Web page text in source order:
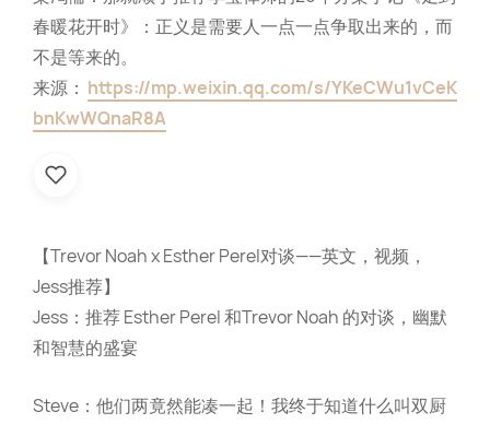
春暖花开时》：正义是需要人一点一点争取出来的，而
不是等来的。
来源： https://mp.weixin.qq.com/s/YKeCWu1vCeK
bnKwWQnaR8A
【Trevor Noah x Esther Perel对谈——英文，视频，
Jess推荐】
Jess：推荐 Esther Perel 和Trevor Noah 的对谈，幽默
和智慧的盛宴
Steve：他们两竟然能凑一起！我终于知道什么叫双厨